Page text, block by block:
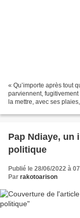
« Qu’importe après tout
parviennent,
la mettre, avec ses
Pap Ndiaye, un
politique
Publié le 28/06/2022 à
Par rakotoarison